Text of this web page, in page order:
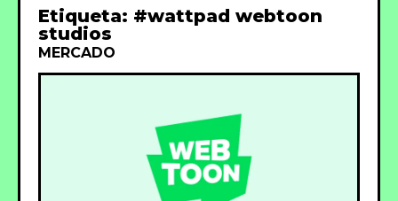
Etiqueta: #wattpad webtoon
studios
MERCADO